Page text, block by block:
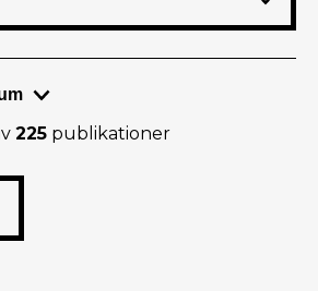
225 publikationer